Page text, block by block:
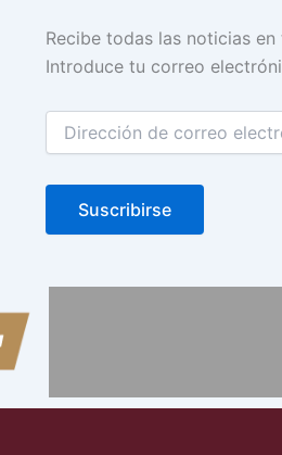
Recibe todas las noticias
Introduce tu correo
Dirección
correo
Suscribirse